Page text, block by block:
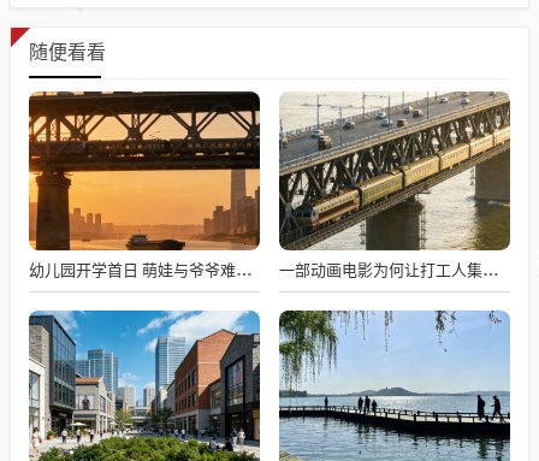
随便看看
幼儿园开学首日 萌娃与爷爷难舍难分 一部动画电影为何让打工人集体破防